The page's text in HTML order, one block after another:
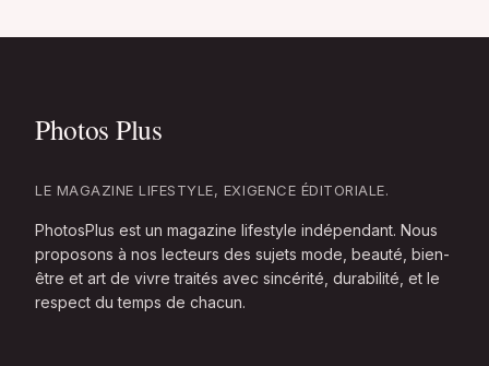
LE MAGAZINE LIFESTYLE, EXIGENCE ÉDITORIALE.
PhotosPlus est un magazine lifestyle indépendant. Nous
proposons à nos lecteurs des sujets mode, beauté, bien-
être et art de vivre traités avec sincérité, durabilité, et le
respect du temps de chacun.